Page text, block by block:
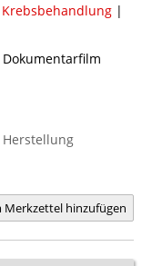
Krebsbehandlung |
Herstellung
Merkzettel hinzufügen